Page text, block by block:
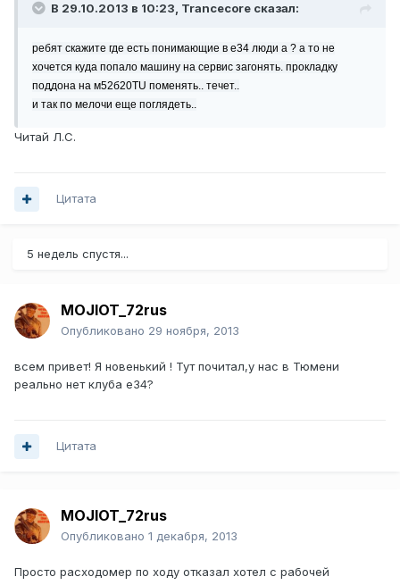
В 29.10.2013 в 10:23, Trancecore сказал:
ребят скажите где есть понимающие в е34 люди а ? а то не
хочется куда попало машину на сервис загонять. прокладку
поддона на м52б20TU поменять.. течет..
и так по мелочи еще поглядеть..
Читай Л.С.
Цитата
5 недель спустя...
MOJIOT_72rus
Опубликовано 29 ноября, 2013
всем привет! Я новенький ! Тут почитал,у нас в Тюмени
реально нет клуба е34?
Цитата
MOJIOT_72rus
Опубликовано 1 декабря, 2013
Просто расходомер по ходу отказал хотел с рабочей